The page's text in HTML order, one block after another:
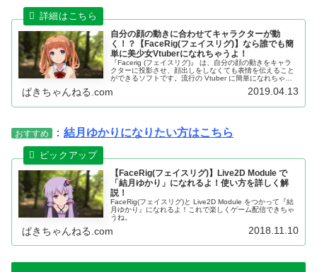
自分の顔の動きに合わせてキャラクターが動
く！？【FaceRig(フェイスリグ)】なら誰でも簡
単に美少女Vtuberになれちゃうよ！
『Facerig (フェイスリグ)』 は、自分の顔の動きをキャラ
クターに投影させ、顔出しをしなくても表情を伝えること
ができるソフトです。流行の Vtuber に簡単になれちゃう
ぱきちゃんねる.com 2019.04.13
おすすめ ： 結月ゆかりになりたい方はこちら
【FaceRig(フェイスリグ)】Live2D Module で
「結月ゆかり」になれるよ！使い方を詳しく解
説！
FaceRig(フェイスリグ)と Live2D Module をつかって『結
月ゆかり』になれるよ！これで楽しくゲーム配信できちゃ
うね。
ぱきちゃんねる.com 2018.11.10